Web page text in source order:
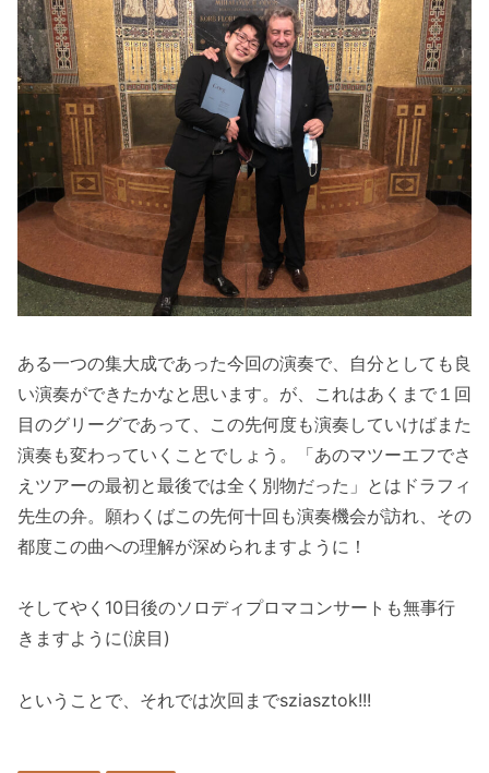
ある一つの集大成であった今回の演奏で、自分としても良
い演奏ができたかなと思います。が、これはあくまで１回
目のグリーグであって、この先何度も演奏していけばまた
演奏も変わっていくことでしょう。「あのマツーエフでさ
えツアーの最初と最後では全く別物だった」とはドラフィ
先生の弁。願わくばこの先何十回も演奏機会が訪れ、その
都度この曲への理解が深められますように！
そしてやく10日後のソロディプロマコンサートも無事行
きますように(涙目)
ということで、それでは次回までsziasztok!!!